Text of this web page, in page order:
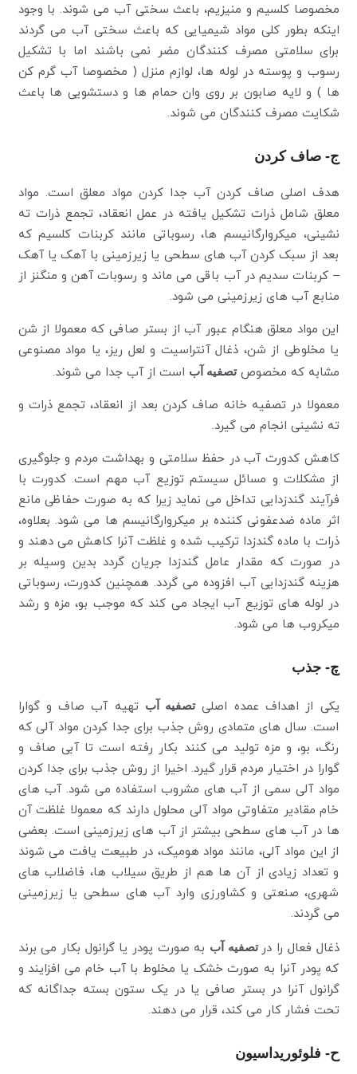
مخصوصا کلسیم و منیزیم، باعث سختی آب می شوند. با وجود
اینکه بطور کلی مواد شیمیایی که باعث سختی آب می گردند
برای سلامتی مصرف کنندگان مضر نمی باشند اما با تشکیل
رسوب و پوسته در لوله ها، لوازم منزل ( مخصوصا آب گرم کن
ها ) و لایه صابون بر روی وان حمام ها و دستشویی ها باعث
شکایت مصرف کنندگان می شوند.
ج- صاف کردن
هدف اصلی صاف کردن آب جدا کردن مواد معلق است. مواد
معلق شامل ذرات تشکیل یافته در عمل انعقاد، تجمع ذرات ته
نشینی، میکروارگانیسم ها، رسوباتی مانند کربنات کلسیم که
بعد از سبک کردن آب های سطحی یا زیرزمینی با آهک یا آهک
– کربنات سدیم در آب باقی می ماند و رسوبات آهن و منگنز از
منابع آب های زیرزمینی می شود.
این مواد معلق هنگام عبور آب از بستر صافی که معمولا از شن
یا مخلوطی از شن، ذغال آنتراسیت و لعل ریز، یا مواد مصنوعی
مشابه که مخصوصتصفیه آب است از آب جدا می شوند.
معمولا در تصفیه خانه صاف کردن بعد از انعقاد، تجمع ذرات و
ته نشینی انجام می گیرد.
کاهش کدورت آب در حفظ سلامتی و بهداشت مردم و جلوگیری
از مشکلات و مسائل سیستم توزیع آب مهم است. کدورت با
فرآیند گندزدایی تداخل می نماید زیرا که به صورت حفاظی مانع
اثر ماده ضدعفونی کننده بر میکروارگانیسم ها می شود. بعلاوه،
ذرات با ماده گندزدا ترکیب شده و غلظت آنرا کاهش می دهند و
در صورت که مقدار عامل گندزدا جریان گردد بدین وسیله بر
هزینه گندزدایی آب افزوده می گردد. همچنین کدورت، رسوباتی
در لوله های توزیع آب ایجاد می کند که موجب بو، مزه و رشد
میکروب ها می شود.
چ- جذب
یکی از اهداف عمده اصلیتصفیه آب تهیه آب صاف و گوارا
است. سال های متمادی روش جذب برای جدا کردن مواد آلی که
رنگ، بو، و مزه تولید می کنند بکار رفته است تا آبی صاف و
گوارا در اختیار مردم قرار گیرد. اخیرا از روش جذب برای جدا کردن
مواد آلی سمی از آب های مشروب استفاده می شود. آب های
خام مقادیر متفاوتی مواد آلی محلول دارند که معمولا غلظت آن
ها در آب های سطحی بیشتر از آب های زیرزمینی است. بعضی
از این مواد آلی، مانند مواد هومیک، در طبیعت یافت می شوند
و تعداد زیادی از آن ها هم از طریق سیلاب ها، فاضلاب های
شهری، صنعتی و کشاورزی وارد آب های سطحی یا زیرزمینی
می گردند.
ذغال فعال را در تصفیه آب به صورت پودر یا گرانول بکار می برند
که پودر آنرا به صورت خشک یا مخلوط با آب خام می افزایند و
گرانول آنرا در بستر صافی یا در یک ستون بسته جداگانه که
تحت فشار کار می کند، قرار می دهند.
ح- فلوئوریداسیون